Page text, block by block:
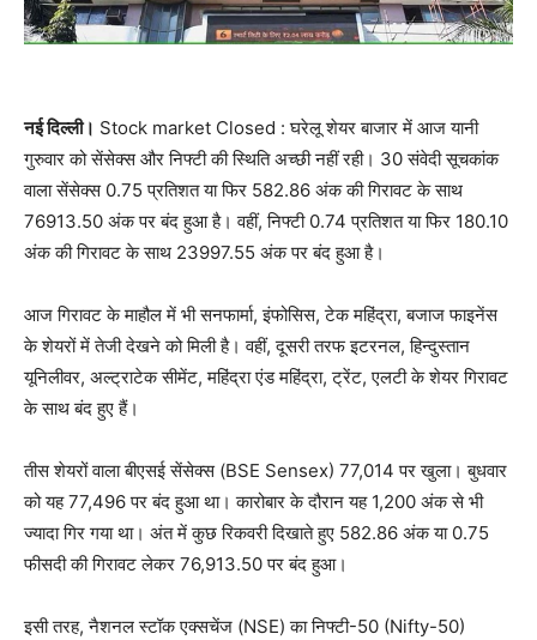
नई दिल्ली। Stock market Closed : घरेलू शेयर बाजार में आज यानी
गुरुवार को सेंसेक्स और निफ्टी की स्थिति अच्छी नहीं रही। 30 संवेदी सूचकांक
वाला सेंसेक्स 0.75 प्रतिशत या फिर 582.86 अंक की गिरावट के साथ
76913.50 अंक पर बंद हुआ है। वहीं, निफ्टी 0.74 प्रतिशत या फिर 180.10
अंक की गिरावट के साथ 23997.55 अंक पर बंद हुआ है।
आज गिरावट के माहौल में भी सनफार्मा, इंफोसिस, टेक महिंद्रा, बजाज फाइनेंस
के शेयरों में तेजी देखने को मिली है। वहीं, दूसरी तरफ इटरनल, हिन्दुस्तान
यूनिलीवर, अल्ट्राटेक सीमेंट, महिंद्रा एंड महिंद्रा, ट्रेंट, एलटी के शेयर गिरावट
के साथ बंद हुए हैं।
तीस शेयरों वाला बीएसई सेंसेक्स (BSE Sensex) 77,014 पर खुला। बुधवार
को यह 77,496 पर बंद हुआ था। कारोबार के दौरान यह 1,200 अंक से भी
ज्यादा गिर गया था। अंत में कुछ रिकवरी दिखाते हुए 582.86 अंक या 0.75
फीसदी की गिरावट लेकर 76,913.50 पर बंद हुआ।
इसी तरह, नैशनल स्टॉक एक्सचेंज (NSE) का निफ्टी-50 (Nifty-50)